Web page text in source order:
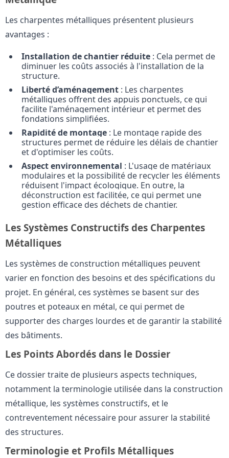
Les charpentes métalliques présentent plusieurs
avantages :
Installation de chantier réduite : Cela permet de
diminuer les coûts associés à l'installation de la
structure.
Liberté d’aménagement : Les charpentes
métalliques offrent des appuis ponctuels, ce qui
facilite l'aménagement intérieur et permet des
fondations simplifiées.
Rapidité de montage : Le montage rapide des
structures permet de réduire les délais de chantier
et d'optimiser les coûts.
Aspect environnemental : L'usage de matériaux
modulaires et la possibilité de recycler les éléments
réduisent l'impact écologique. En outre, la
déconstruction est facilitée, ce qui permet une
gestion efficace des déchets de chantier.
Les Systèmes Constructifs des Charpentes
Métalliques
Les systèmes de construction métalliques peuvent
varier en fonction des besoins et des spécifications du
projet. En général, ces systèmes se basent sur des
poutres et poteaux en métal, ce qui permet de
supporter des charges lourdes et de garantir la stabilité
des bâtiments.
Les Points Abordés dans le Dossier
Ce dossier traite de plusieurs aspects techniques,
notamment la terminologie utilisée dans la construction
métallique, les systèmes constructifs, et le
contreventement nécessaire pour assurer la stabilité
des structures.
Terminologie et Profils Métalliques